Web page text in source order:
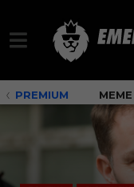
PREMIUM MEME